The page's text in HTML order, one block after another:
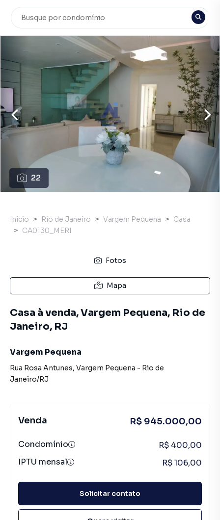
22
Início Rio de Janeiro Vargem Pequena
Casa
CA0130_MERI
Fotos
Mapa
Casa à venda, Vargem Pequena, Rio de
Janeiro, RJ
Vargem Pequena
Rua Rosa Antunes, Vargem Pequena - Rio de
Janeiro/RJ
Venda R$ 945.000,00
Condomínio
R$ 400,00
IPTU mensal
R$ 106,00
Solicitar contato